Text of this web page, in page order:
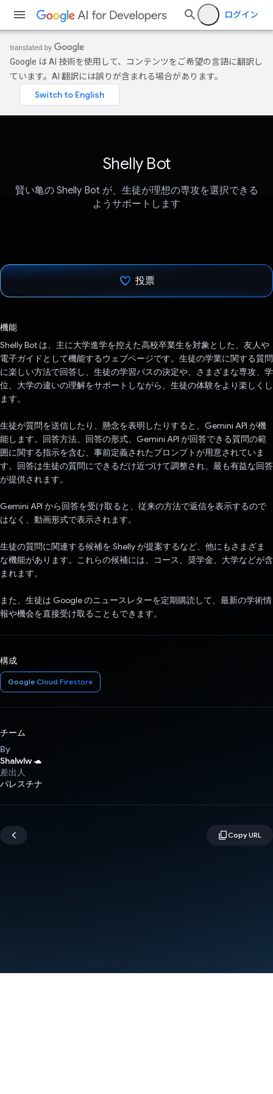
ログイン
Google は AI 技術を使用して、コンテンツをご希望の言語に翻訳し
ています。AI 翻訳には誤りが含まれる場合があります。
Shelly Bot
賢い亀の Shelly Bot が、生徒が理想の専攻を選択できる
ようサポートします
投票
機能
Shelly Bot は、主に大学進学を控えた高校卒業生を対象とした、友人や
電子ガイドとして機能するウェブページです。生徒の学業に関する質問
に楽しい方法で回答し、生徒の学習パスの決定や、さまざまな専攻、学
位、大学の違いの理解をサポートしながら、生徒の体験をより楽しくし
ます。
生徒が質問を送信したり、懸念を表明したりすると、Gemini API が機
能します。回答方法、回答の形式、Gemini API が回答できる質問の範
囲に関する指示を含む、事前定義されたプロンプトが用意されていま
す。回答は生徒の質問にできるだけ近づけて調整され、最も有益な回答
が提供されます。
Gemini API から回答を受け取ると、従来の方法で返信を表示するので
はなく、動画形式で表示されます。
生徒の質問に関連する候補を Shelly が提案するなど、他にもさまざま
な機能があります。これらの候補には、コース、奨学金、大学などが含
まれます。
また、生徒は Google のニュースレターを定期購読して、最新の学術情
報や機会を直接受け取ることもできます。
構成
Google Cloud Firestore
チーム
By
Shalwlw 🐢
差出人
パレスチナ